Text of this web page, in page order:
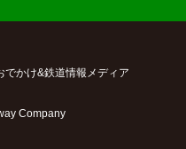
でかけ&鉄道情報メディア
Company